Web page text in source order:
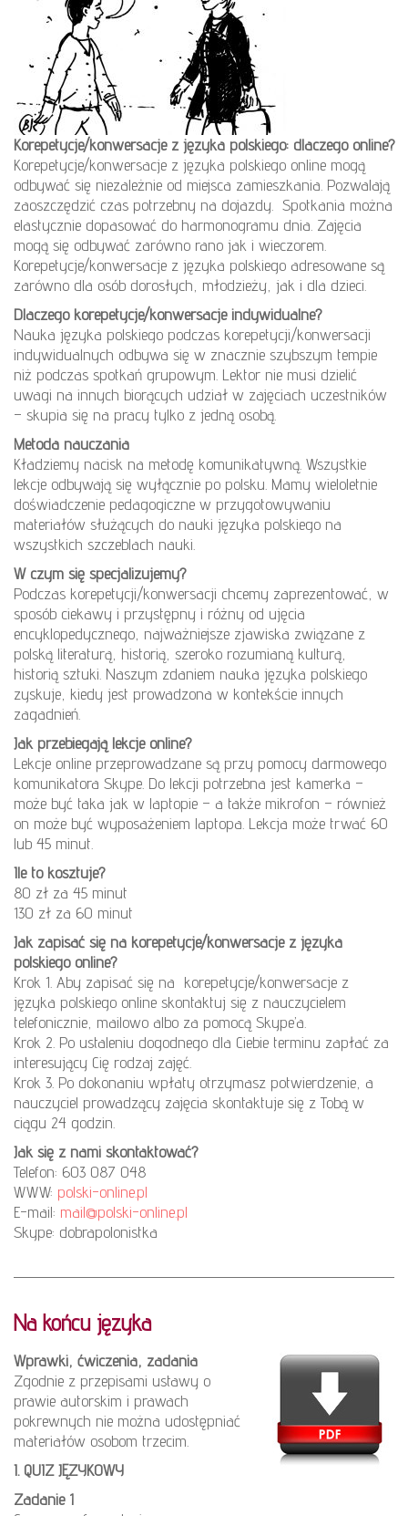
Korepetycje/konwersacje z języka polskiego: dlaczego online?
Korepetycje/konwersacje z języka polskiego online mogą
odbywać się niezależnie od miejsca zamieszkania. Pozwalają
zaoszczędzić czas potrzebny na dojazdy. Spotkania można
elastycznie dopasować do harmonogramu dnia. Zajęcia
mogą się odbywać zarówno rano jak i wieczorem.
Korepetycje/konwersacje z języka polskiego adresowane są
zarówno dla osób dorosłych, młodzieży, jak i dla dzieci.
Dlaczego korepetycje/konwersacje indywidualne?
Nauka języka polskiego podczas korepetycji/konwersacji
indywidualnych odbywa się w znacznie szybszym tempie
niż podczas spotkań grupowym. Lektor nie musi dzielić
uwagi na innych biorących udział w zajęciach uczestników
– skupia się na pracy tylko z jedną osobą.
Metoda nauczania
Kładziemy nacisk na metodę komunikatywną. Wszystkie
lekcje odbywają się wyłącznie po polsku. Mamy wieloletnie
doświadczenie pedagogiczne w przygotowywaniu
materiałów służących do nauki języka polskiego na
wszystkich szczeblach nauki.
W czym się specjalizujemy?
Podczas korepetycji/konwersacji chcemy zaprezentować, w
sposób ciekawy i przystępny i różny od ujęcia
encyklopedycznego, najważniejsze zjawiska związane z
polską literaturą, historią, szeroko rozumianą kulturą,
historią sztuki. Naszym zdaniem nauka języka polskiego
zyskuje, kiedy jest prowadzona w kontekście innych
zagadnień.
Jak przebiegają lekcje online?
Lekcje online przeprowadzane są przy pomocy darmowego
komunikatora Skype. Do lekcji potrzebna jest kamerka –
może być taka jak w laptopie – a także mikrofon – również
on może być wyposażeniem laptopa. Lekcja może trwać 60
lub 45 minut.
Ile to kosztuje?
80 zł za 45 minut
130 zł za 60 minut
Jak zapisać się na korepetycje/konwersacje z języka
polskiego online?
Krok 1. Aby zapisać się na korepetycje/konwersacje z
języka polskiego online skontaktuj się z nauczycielem
telefonicznie, mailowo albo za pomocą Skype’a.
Krok 2. Po ustaleniu dogodnego dla Ciebie terminu zapłać za
interesujący Cię rodzaj zajęć.
Krok 3. Po dokonaniu wpłaty otrzymasz potwierdzenie, a
nauczyciel prowadzący zajęcia skontaktuje się z Tobą w
ciągu 24 godzin.
Jak się z nami skontaktować?
Telefon: 603 087 048
WWW: polski-online.pl
E-mail: mail@polski-online.pl
Skype: dobrapolonistka
Na końcu języka
Wprawki, ćwiczenia, zadania
Zgodnie z przepisami ustawy o
prawie autorskim i prawach
pokrewnych nie można udostępniać
materiałów osobom trzecim.
I. QUIZ JĘZYKOWY
Zadanie 1